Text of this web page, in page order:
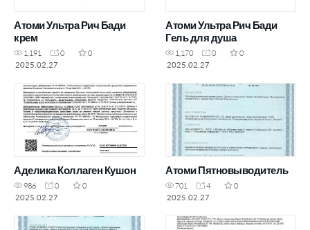
Атоми Ультра Рич Бади
крем
1,191 0
0
2025.02.27
Атоми Ультра Рич Бади
Гель для душа
1,170 0
0
2025.02.27
Аделика Коллаген Кушон
986 0
0
2025.02.27
Атоми Пятновыводитель
701 4
0
2025.02.27